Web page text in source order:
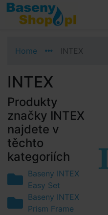
Przejdź do nawigacji
Przejdź do treści
Przejdź do paska
Home INTEX
INTEX
Produkty
značky INTEX
najdete v
těchto
kategoriích
Baseny INTEX
Easy Set
Baseny INTEX
Prism Frame